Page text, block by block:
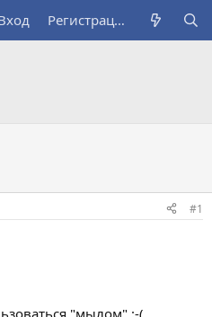
Регистрация
#1
"мылом" :-(